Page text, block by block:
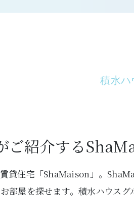
積水ハ
ご紹介する
貸住宅「ShaMaison」。
部屋を探せます。積水ハウス